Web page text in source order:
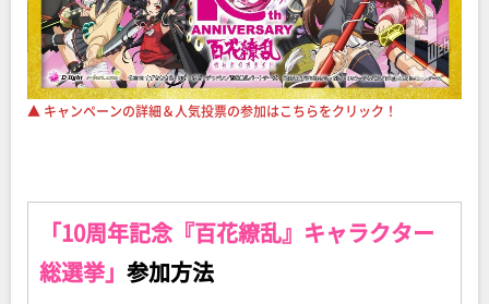
▲ キャンペーンの詳細＆人気投票の参加はこちらをクリック！
「10周年記念『百花繚乱』キャラクター
総選挙」 参加方法